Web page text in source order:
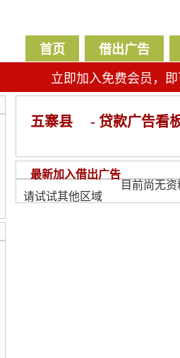
首页 借出广告
立即加入免费会员，
五寨县 - 贷款广告看
最新加入借出广告
目前尚无
请试试其他区域